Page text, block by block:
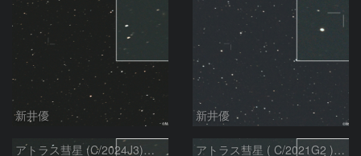
新井優 新井優
アトラス彗星 (C/2024J3)：2026/07/26 アトラス彗星 ( C/2021G2 )：2026/07/09